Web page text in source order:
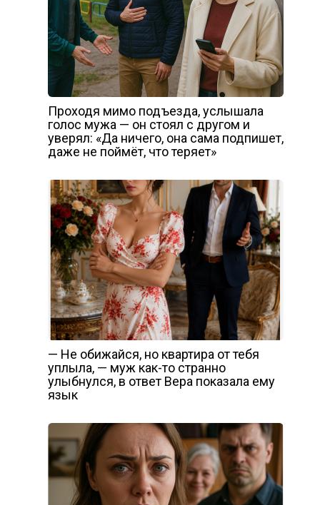
Проходя мимо подъезда, услышала
голос мужа — он стоял с другом и
уверял: «Да ничего, она сама подпишет,
даже не поймёт, что теряет»
— Не обижайся, но квартира от тебя
уплыла, — муж как-то странно
улыбнулся, в ответ Вера показала ему
язык